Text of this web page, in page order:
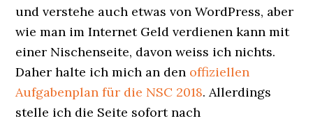
und verstehe auch etwas von WordPress, aber
wie man im Internet Geld verdienen kann mit
einer Nischenseite, davon weiss ich nichts.
Daher halte ich mich an den offiziellen
Aufgabenplan für die NSC 2018. Allerdings
stelle ich die Seite sofort nach